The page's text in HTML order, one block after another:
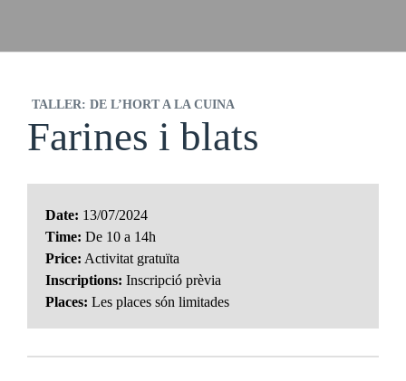
TALLER: DE L’HORT A LA CUINA
Farines i blats
Date: 13/07/2024
Time: De 10 a 14h
Price: Activitat gratuïta
Inscriptions: Inscripció prèvia
Places: Les places són limitades